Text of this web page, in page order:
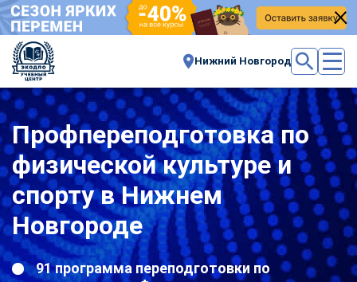
Нижний Новгород
Профпереподготовка по
физической культуре и
спорту в Нижнем
Новгороде
91 программа переподготовки по